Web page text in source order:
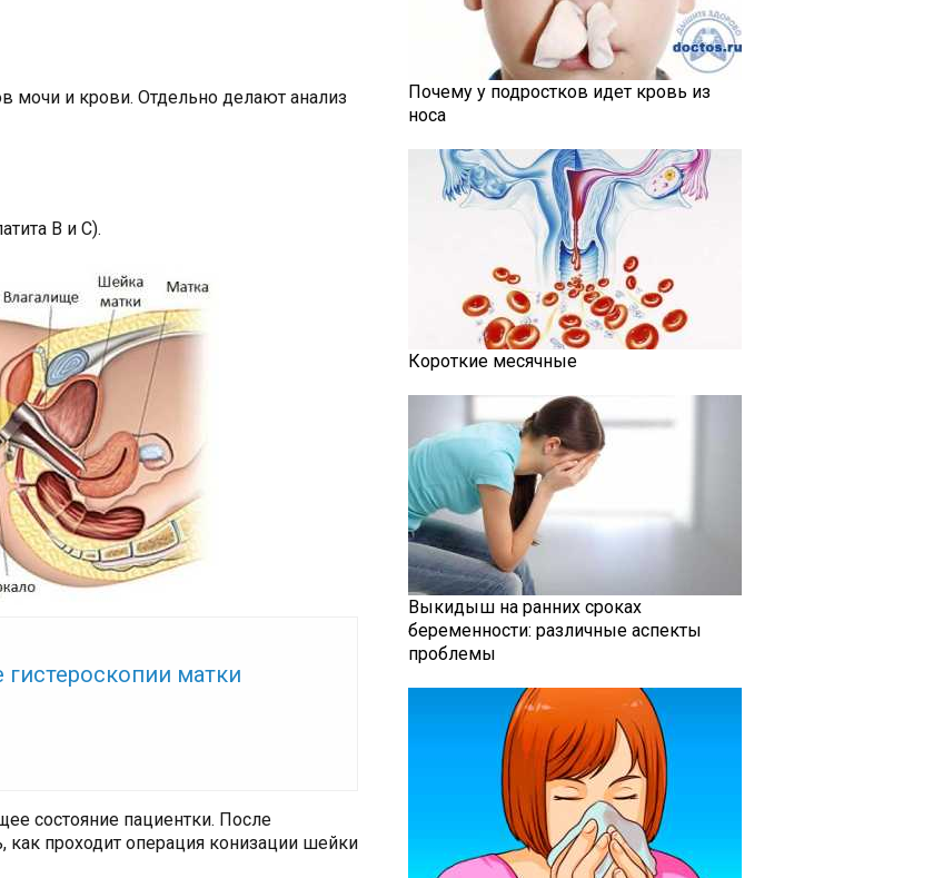
мочи и крови. Отдельно делают анализ
В и С).
матки
состояние пациентки. После
проходит операция конизации шейки
Почему у подростков идет кровь из
носа
Короткие месячные
Выкидыш на ранних сроках
беременности: различные аспекты
проблемы